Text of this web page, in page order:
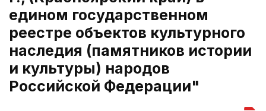
едином государственном
реестре объектов культурного
наследия (памятников истории
и культуры) народов
Российской Федерации"